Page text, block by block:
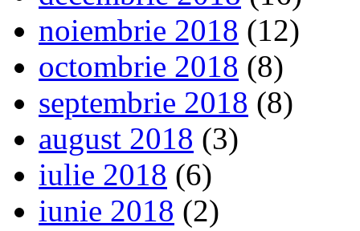
noiembrie 2018 (12)
octombrie 2018 (8)
septembrie 2018 (8)
august 2018 (3)
iulie 2018 (6)
iunie 2018 (2)